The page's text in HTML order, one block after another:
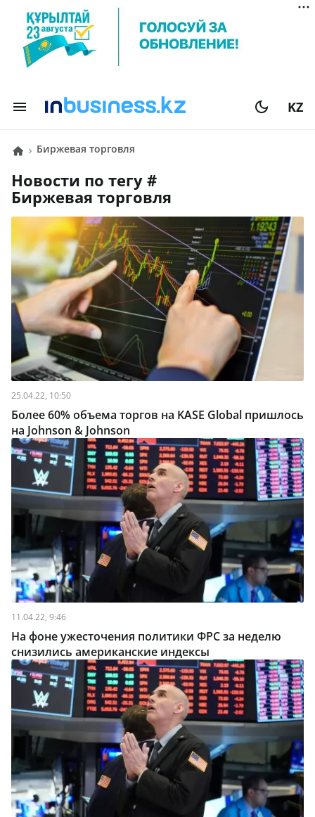
KZ
биржевая торговля
Новости по тегу #
биржевая торговля
25.04.22, 10:50
Более 60% объема торгов на KASE Global пришлось
на Johnson & Johnson
11.04.22, 9:46
На фоне ужесточения политики ФРС за неделю
снизились американские индексы